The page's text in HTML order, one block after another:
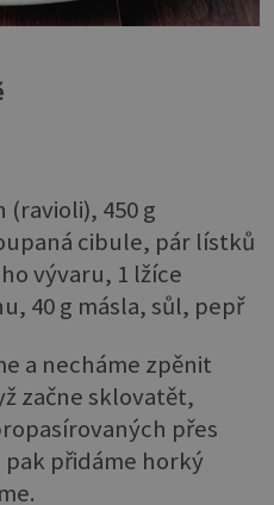
(ravioli), 450 g
cibule, pár lístků
vývaru, 1 lžíce
40 g másla, sůl, pepř
a necháme zpěnit
začne sklovatět,
přes
přidáme horký